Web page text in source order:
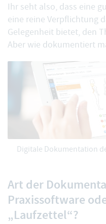
Ihr seht also, dass eine
eine reine Verpflichtung
Gelegenheit bietet, den
Aber wie dokumentiert
Digitale Dokumentation
Art der
Praxissoftware
„Laufzettel“?